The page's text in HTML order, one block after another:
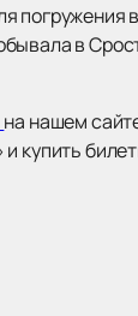
погружения в
в
на нашем
купить